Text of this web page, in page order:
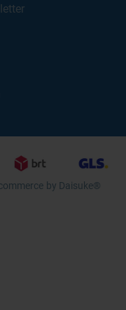
by Daisuke®